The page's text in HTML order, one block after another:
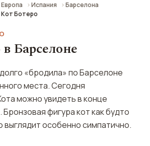
Европа Испания
Барселона
Кот Ботеро
Барселоне
«бродила» по Барселоне
места. Сегодня
можно увидеть в конце
фигура кот как будто
выглядит особенно симпатично.